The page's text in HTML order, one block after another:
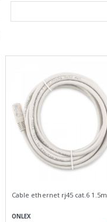
Cable ethernet rj45 cat.6 1.5m
ONLEX